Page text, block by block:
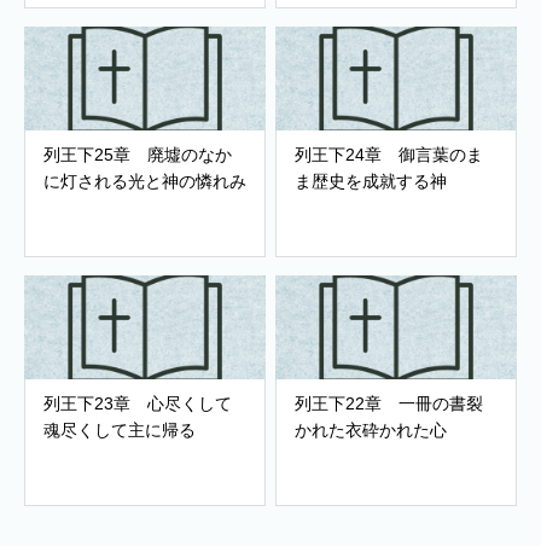
列王下25章 廃墟のなか
に灯される光と神の憐れみ
列王下24章 御言葉のま
ま歴史を成就する神
列王下23章 心尽くして
魂尽くして主に帰る
列王下22章 一冊の書裂
かれた衣砕かれた心